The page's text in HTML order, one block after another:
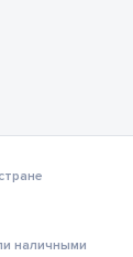
наличными